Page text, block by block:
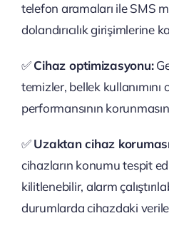
telefon aramaları ile SMS
dolandırıcılık girişimlerine
✅Cihaz optimizasyonu:
temizler, bellek
performansının
✅Uzaktan cihaz
cihazların konumu tespit
kilitlenebilir, alarm
durumlarda cihazdaki